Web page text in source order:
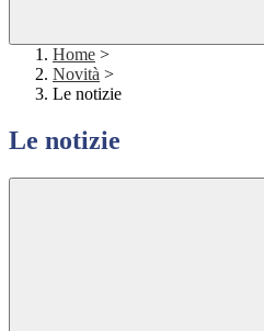
Home >
Novità >
Le notizie
Le notizie